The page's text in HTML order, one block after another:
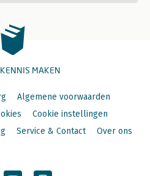
MAKEN
Algemene voorwaarden
Cookie instellingen
Service & Contact Over ons